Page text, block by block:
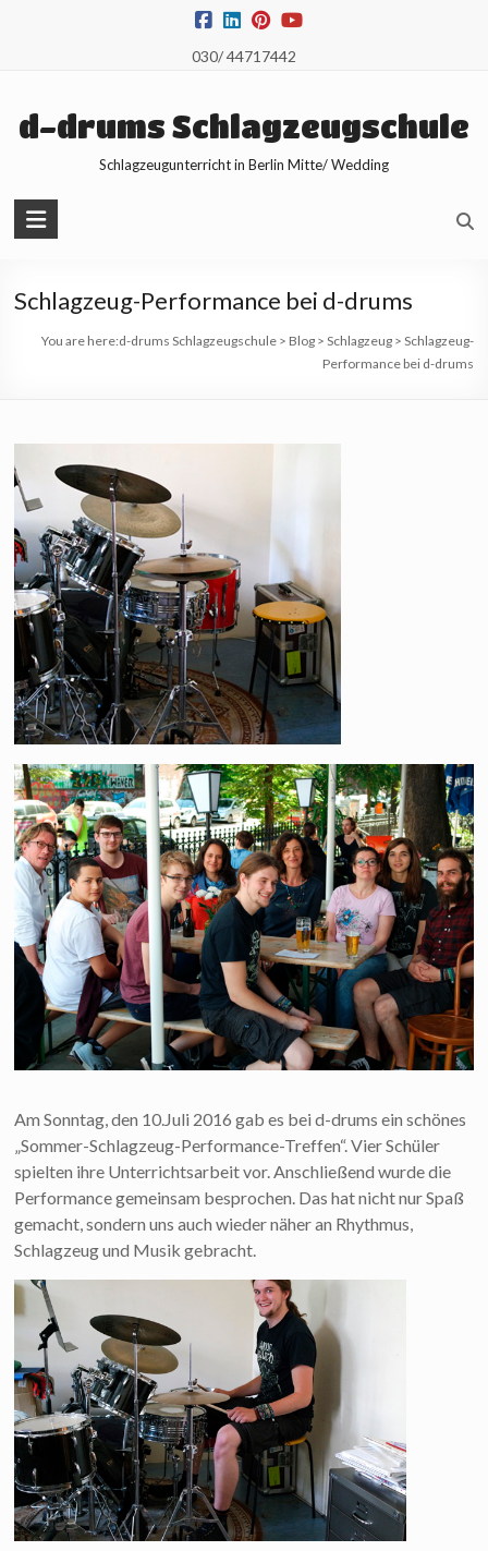
030/ 44717442
d-drums Schlagzeugschule
Schlagzeugunterricht in Berlin Mitte/ Wedding
Schlagzeug-Performance bei d-drums
You are here:d-drums Schlagzeugschule> Blog> Schlagzeug> Schlagzeug-
Performance bei d-drums
Am Sonntag, den 10.Juli 2016 gab es bei d-drums ein schönes
„Sommer-Schlagzeug-Performance-Treffen“. Vier Schüler
spielten ihre Unterrichtsarbeit vor. Anschließend wurde die
Performance gemeinsam besprochen. Das hat nicht nur Spaß
gemacht, sondern uns auch wieder näher an Rhythmus,
Schlagzeug und Musik gebracht.